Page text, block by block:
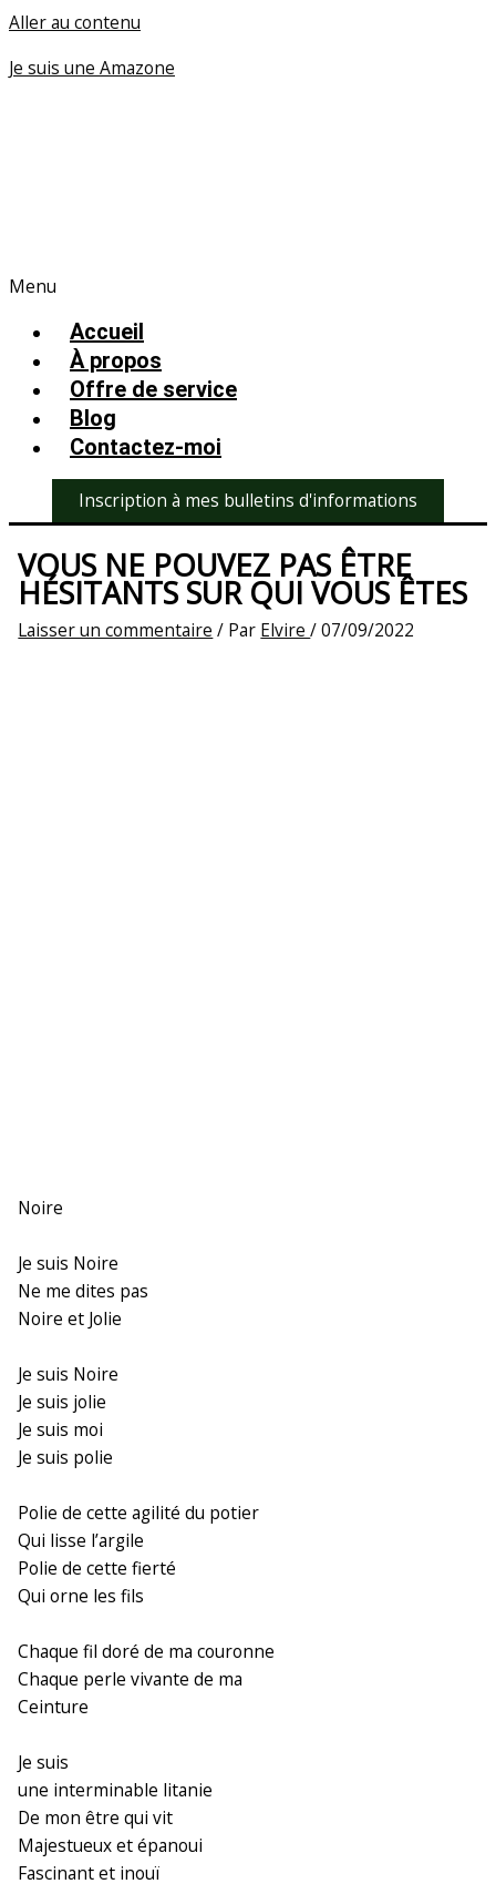
Aller au contenu
Je suis une Amazone
Menu
Accueil
À propos
Offre de service
Blog
Contactez-moi
Inscription à mes bulletins d'informations
VOUS NE POUVEZ PAS ÊTRE
HÉSITANTS SUR QUI VOUS ÊTES
Laisser un commentaire / Par Elvire/07/09/2022
Noire
Je suis Noire
Ne me dites pas
Noire et Jolie
Je suis Noire
Je suis jolie
Je suis moi
Je suis polie
Polie de cette agilité du potier
Qui lisse l’argile
Polie de cette fierté
Qui orne les fils
Chaque fil doré de ma couronne
Chaque perle vivante de ma
Ceinture
Je suis
une interminable litanie
De mon être qui vit
Majestueux et épanoui
Fascinant et inouï